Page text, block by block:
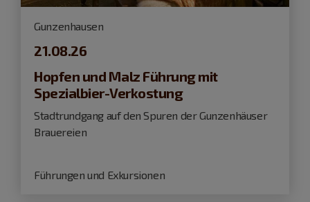
Gunzenhausen
21.08.26
Hopfen und Malz Führung mit
Spezialbier-Verkostung
Stadtrundgang auf den Spuren der Gunzenhäuser
Brauereien
Führungen und Exkursionen